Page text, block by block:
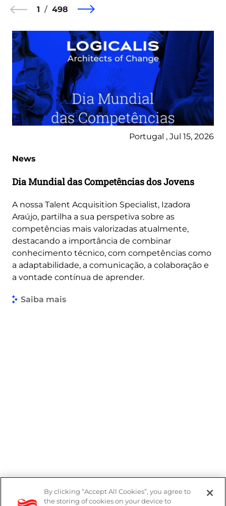
1 498
Portugal , Jul 15, 2026
News
Dia Mundial das Competências dos Jovens
A nossa Talent Acquisition Specialist, Izadora
Araújo, partilha a sua perspetiva sobre as
competências mais valorizadas atualmente,
destacando a importância de combinar
conhecimento técnico, com competências como
a adaptabilidade, a comunicação, a colaboração e
a vontade contínua de aprender.
Saiba mais
Denúncias
By clicking “Accept All Cookies”, you agree to
the storing of cookies on your device to